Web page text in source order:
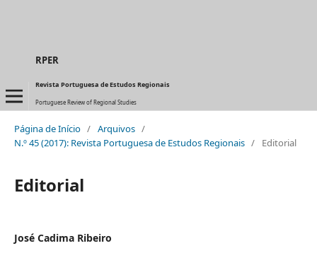
RPER
Revista Portuguesa de Estudos Regionais
Portuguese Review of Regional Studies
Página de Início / Arquivos /
N.º 45 (2017): Revista Portuguesa de Estudos Regionais / Editorial
Editorial
José Cadima Ribeiro